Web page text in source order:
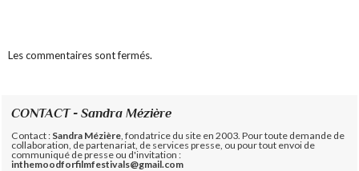
Les commentaires sont fermés.
CONTACT - Sandra Mézière
Contact : Sandra Mézière , fondatrice du site en 2003. Pour toute demande de
collaboration, de partenariat, de services presse, ou pour tout envoi de
communiqué de presse ou d'invitation :
inthemoodforfilmfestivals@gmail.com